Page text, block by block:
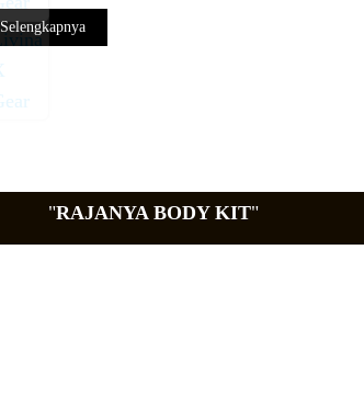
Selengkapnya
"RAJANYA BODY KIT"